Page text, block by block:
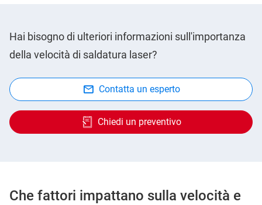
Hai bisogno di ulteriori informazioni sull'importanza
della velocità di saldatura laser?
Contatta un esperto
Chiedi un preventivo
Che fattori impattano sulla velocità e